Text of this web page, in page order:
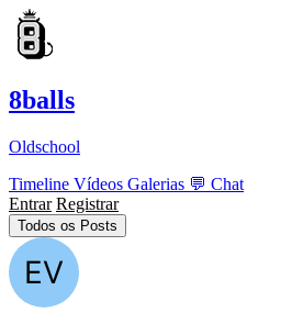
8balls
Oldschool
Timeline Vídeos Galerias 💬 Chat
Entrar Registrar
Todos os Posts